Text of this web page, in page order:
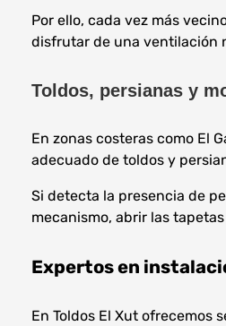
Por ello, cada vez más
disfrutar de una ventilación
Toldos, persianas y
En zonas costeras como El
adecuado de toldos y
Si detecta la presencia de
mecanismo, abrir las
Expertos en
En Toldos El Xut ofrecemos